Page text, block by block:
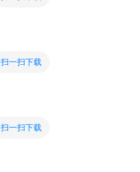
扫一扫下载
扫一扫下载